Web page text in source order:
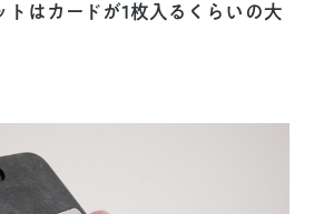
トはカードが1枚入るくらいの大